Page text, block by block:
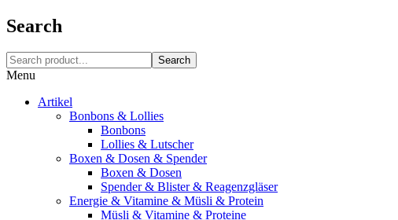
Search
Search
Menu
Artikel
Bonbons & Lollies
Bonbons
Lollies & Lutscher
Boxen & Dosen & Spender
Boxen & Dosen
Spender & Blister & Reagenzgläser
Energie & Vitamine & Müsli & Protein
Müsli & Vitamine & Proteine